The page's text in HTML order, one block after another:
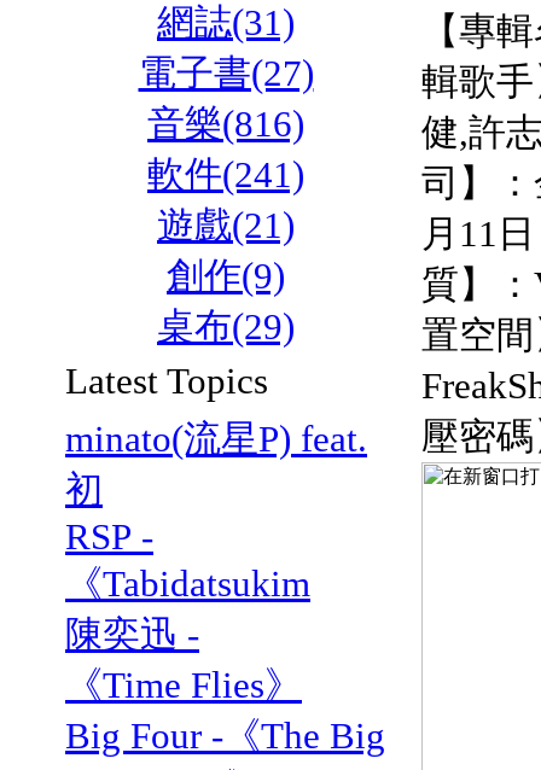
網誌(31)
電子書(27)
音樂(816)
軟件(241)
遊戲(21)
創作(9)
桌布(29)
Latest Topics
minato(流星P) feat.
初
RSP -
《Tabidatsukim
陳奕迅 -
《Time Flies》
Big Four -《The Big
【專
輯歌
健,許
司】
月11
質】
置空
壓密